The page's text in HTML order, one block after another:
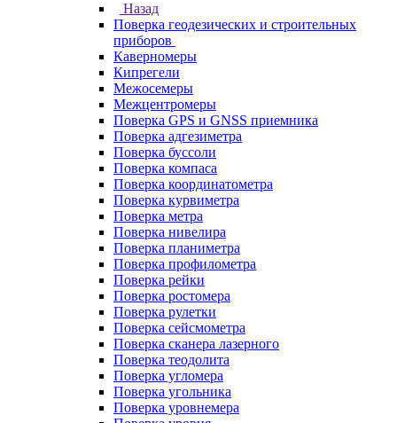
Назад
Поверка геодезических и строительных
приборов
Каверномеры
Кипрегели
Межосемеры
Межцентромеры
Поверка GPS и GNSS приемника
Поверка адгезиметра
Поверка буссоли
Поверка компаса
Поверка координатометра
Поверка курвиметра
Поверка метра
Поверка нивелира
Поверка планиметра
Поверка профилометра
Поверка рейки
Поверка ростомера
Поверка рулетки
Поверка сейсмометра
Поверка сканера лазерного
Поверка теодолита
Поверка угломера
Поверка угольника
Поверка уровнемера